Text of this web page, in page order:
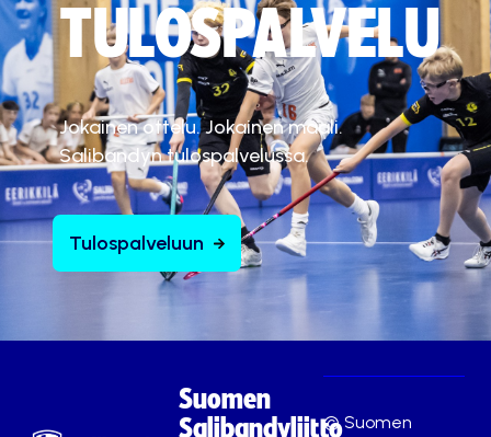
TULOSPALVELU
Jokainen ottelu. Jokainen maali.
Salibandyn tulospalvelussa.
Tulospalveluun
Suomen
Salibandyliitto© Suomen